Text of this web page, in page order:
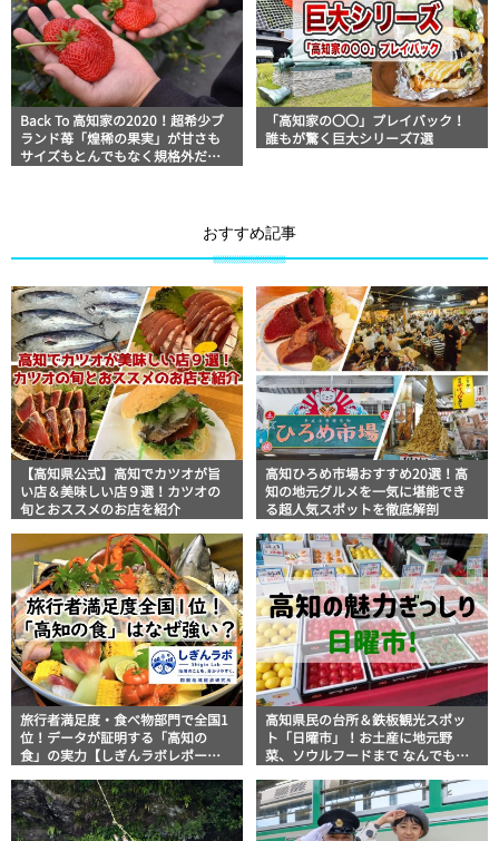
Back To 高知家の2020！超希少ブ
ランド苺「煌稀の果実」が甘さも
サイズもとんでもなく規格外だっ
「高知家の〇〇」プレイバック！
誰もが驚く巨大シリーズ7選
おすすめ記事
【高知県公式】高知でカツオが旨
い店＆美味しい店９選！カツオの
旬とおススメのお店を紹介
高知ひろめ市場おすすめ20選！高
知の地元グルメを一気に堪能でき
る超人気スポットを徹底解剖
旅行者満足度・食べ物部門で全国1
位！データが証明する「高知の
食」の実力【しぎんラボレポー
高知県民の台所＆鉄板観光スポッ
ト「日曜市」！お土産に地元野
菜、ソウルフードまで なんでもそ
説！